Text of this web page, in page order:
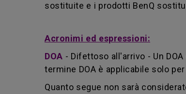
sostituite e i prodotti BenQ
Acronimi ed espressioni:
DOA - Difettoso all'arrivo - Un
termine DOA è applicabile solo
Quanto segue non sarà